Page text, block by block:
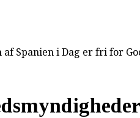
af Spanien i Dag er fri for